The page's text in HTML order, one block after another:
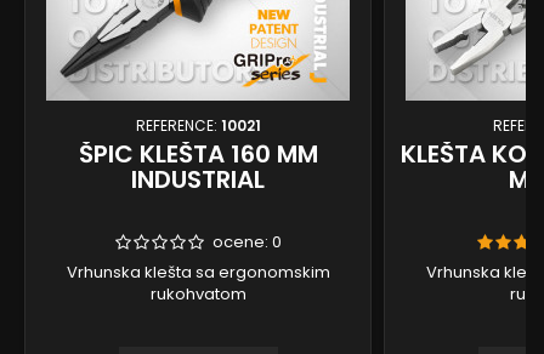
REFERENCE: 10021
ŠPIC KLEŠTA 160 MM
INDUSTRIAL
ocene: 0
Vrhunska klešta sa ergonomskim
rukohvatom
KLEŠTA
Vrhunska